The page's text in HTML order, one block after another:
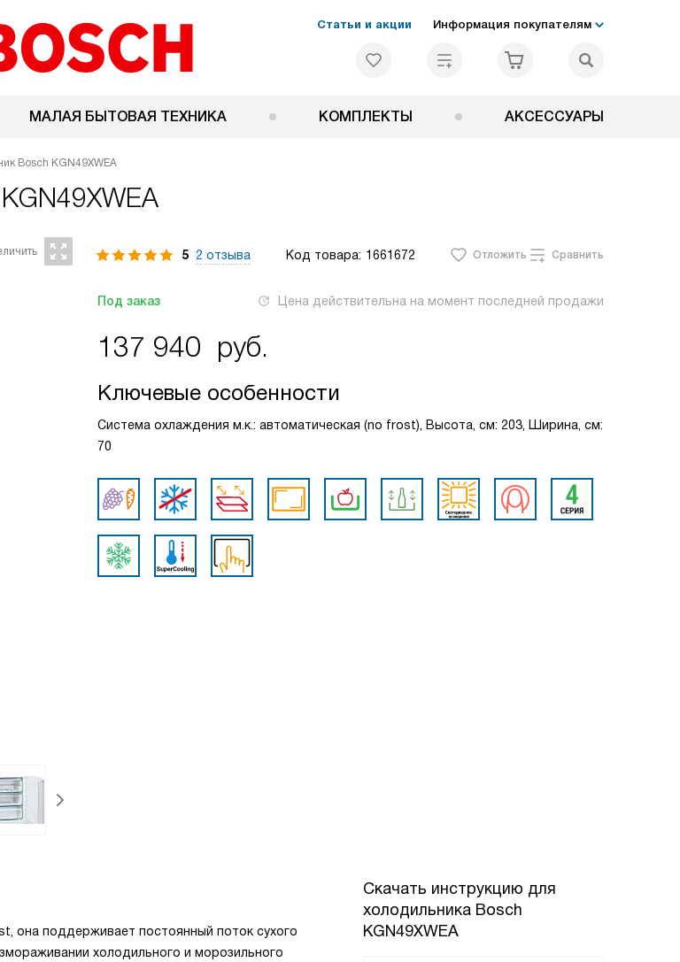
Статьи и акции Информация покупателям
МАЛАЯ БЫТОВАЯ ТЕХНИКА КОМПЛЕКТЫ АКСЕССУАРЫ
Bosch KGN49XWEA
5 2 отзыва Код товара: 1661672 Отложить Сравнить
Под заказ Цена действительна на момент последней продажи
137 940 руб.
Ключевые особенности
Система охлаждения м.к.: автоматическая (no frost), Высота, см: 203, Ширина, см:
70
Скачать инструкцию для
холодильника Bosch
KGN49XWEA
она поддерживает постоянный поток сухого
холодильного и морозильного